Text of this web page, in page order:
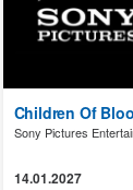
Children Of
Sony Pictures
14.01.2027